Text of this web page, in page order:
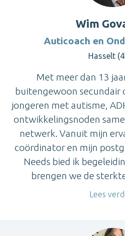
Wim
Auticoach en
Hasselt
Met meer dan 13
buitengewoon secundair
jongeren met autisme,
ontwikkelingsnoden
netwerk. Vanuit mijn
coördinator en mijn
Needs bied ik
brengen we de
Lees